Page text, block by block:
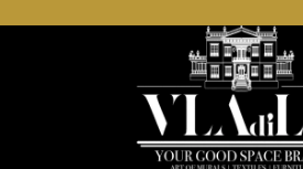
**House of VLAdiLA
adezivului propriu in aplicarea
mod, te poti bucura de un
rapid, sigur si eficient, care se
standarde de calitate.